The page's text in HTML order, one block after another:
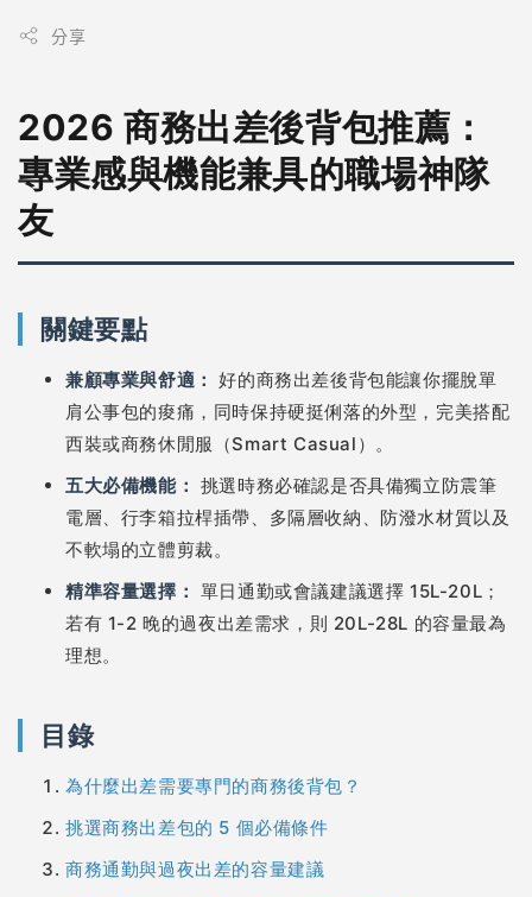
分享
2026 商務出差後背包推薦：
專業感與機能兼具的職場神隊
友
關鍵要點
兼顧專業與舒適： 好的商務出差後背包能讓你擺脫單
肩公事包的痠痛，同時保持硬挺俐落的外型，完美搭配
西裝或商務休閒服（Smart Casual）。
五大必備機能： 挑選時務必確認是否具備獨立防震筆
電層、行李箱拉桿插帶、多隔層收納、防潑水材質以及
不軟塌的立體剪裁。
精準容量選擇： 單日通勤或會議建議選擇 15L-20L；
若有 1-2 晚的過夜出差需求，則 20L-28L 的容量最為
理想。
目錄
為什麼出差需要專門的商務後背包？
挑選商務出差包的 5 個必備條件
商務通勤與過夜出差的容量建議